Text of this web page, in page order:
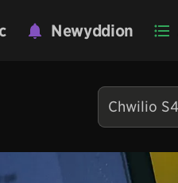
Newyddion